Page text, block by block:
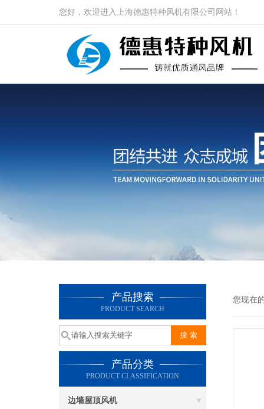
您好，欢迎进入上海德惠特种风机有限公司网站！
产品搜索
PRODUCT SEARCH
产品分类
PRODUCT CLASSIFICATION
边墙屋顶风机
您现在